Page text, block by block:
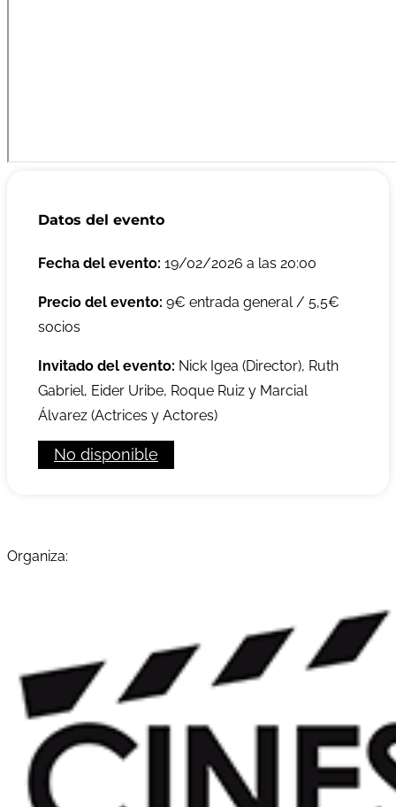
Datos del evento
Fecha del evento: 19/02/2026 a las 20:00
Precio del evento: 9€ entrada general / 5,5€
socios
Invitado del evento: Nick Igea (Director), Ruth
Gabriel, Eider Uribe, Roque Ruiz y Marcial
Álvarez (Actrices y Actores)
No disponible
Organiza: